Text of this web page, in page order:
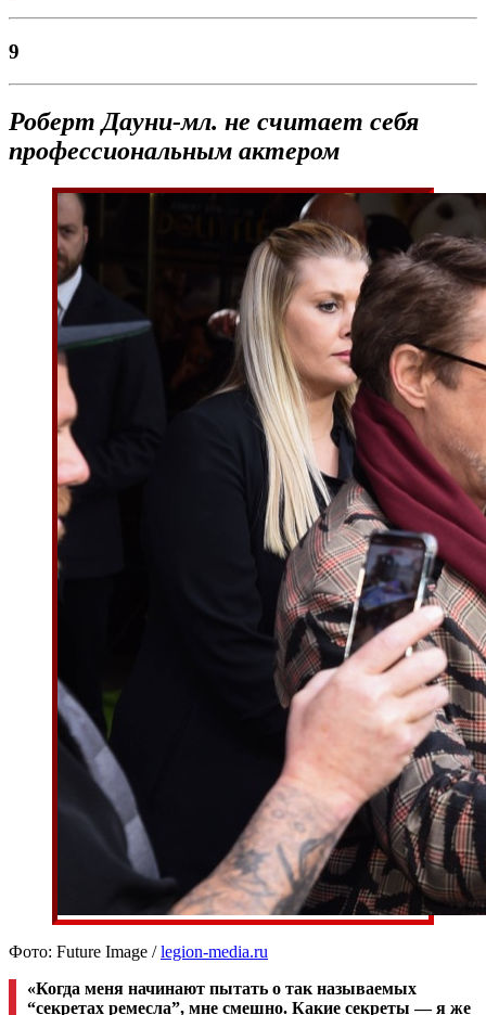
9
Роберт Дауни-мл. не считает себя
профессиональным актером
Фото: Future Image /legion-media.ru
«Когда меня начинают пытать о так называемых
“секретах ремесла”, мне смешно. Какие секреты — я же